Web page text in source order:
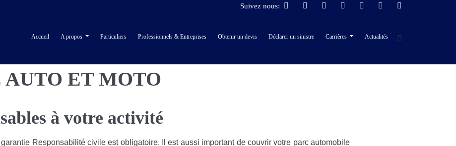
Suivez nous:
Accueil A propos Particuliers Professionnels & Entreprises Obtenir un devis Déclarer un sinistre Carrières Actualités
ET MOTO
à votre activité
Responsabilité civile est obligatoire. Il est aussi important de couvrir votre parc automobile